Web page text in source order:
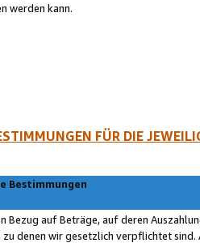
werden kann.
FÜR DIE
Bestimmungen
Bezug auf Beträge, auf deren
zu denen wir gesetzlich verpflichtet